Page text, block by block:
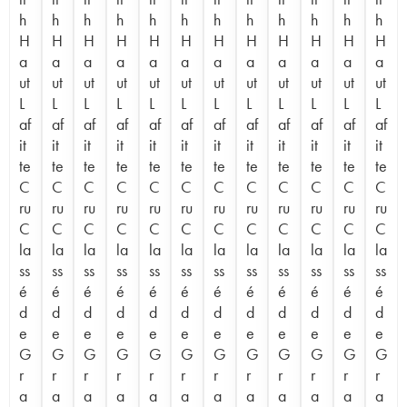
h
H
a
ut
L
af
it
te
C
ru
C
la
ss
é
d
e
G
r
a
h
H
a
ut
L
af
it
te
C
ru
C
la
ss
é
d
e
G
r
a
h
H
a
ut
L
af
it
te
C
ru
C
la
ss
é
d
e
G
r
a
h
H
a
ut
L
af
it
te
C
ru
C
la
ss
é
d
e
G
r
a
h
H
a
ut
L
af
it
te
C
ru
C
la
ss
é
d
e
G
r
a
h
H
a
ut
L
af
it
te
C
ru
C
la
ss
é
d
e
G
r
a
h
H
a
ut
L
af
it
te
C
ru
C
la
ss
é
d
e
G
r
a
h
H
a
ut
L
af
it
te
C
ru
C
la
ss
é
d
e
G
r
a
h
H
a
ut
L
af
it
te
C
ru
C
la
ss
é
d
e
G
r
a
h
H
a
ut
L
af
it
te
C
ru
C
la
ss
é
d
e
G
r
a
h
H
a
ut
L
af
it
te
C
ru
C
la
ss
é
d
e
G
r
a
h
H
a
ut
L
af
it
te
C
ru
C
la
ss
é
d
e
G
r
a